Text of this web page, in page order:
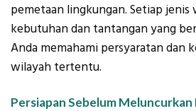
pemetaan lingkungan. Setiap
kebutuhan dan tantangan yang
Anda memahami persyaratan dan
wilayah tertentu.
Persiapan Sebelum